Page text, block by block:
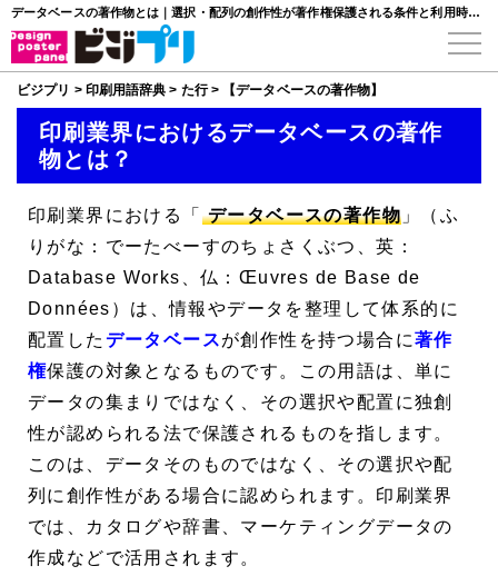
データベースの著作物とは｜選択・配列の創作性が著作権保護される条件と利用時の注意
ビジプリ > 印刷用語辞典 > た行> 【データベースの著作物】
印刷業界におけるデータベースの著作
物とは？
印刷業界における「 データベースの著作物 」（ふ
りがな：でーたべーすのちょさくぶつ、英：
Database Works、仏：Œuvres de Base de
Données）は、情報やデータを整理して体系的に
配置した データベースが創作性を持つ場合に著作
権保護の対象となるものです。この用語は、単に
データの集まりではなく、その選択や配置に独創
性が認められる法で保護されるものを指します。
このは、データそのものではなく、その選択や配
列に創作性がある場合に認められます。印刷業界
では、カタログや辞書、マーケティングデータの
作成などで活用されます。